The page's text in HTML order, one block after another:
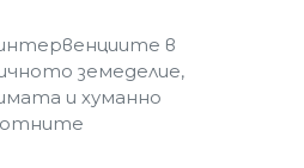
в
земеделие,
и хуманно